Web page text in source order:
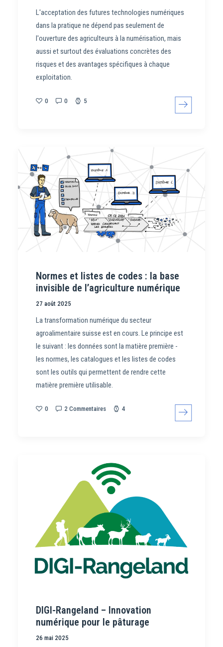
L'acceptation des futures technologies numériques
dans la pratique ne dépend pas seulement de
l'ouverture des agriculteurs à la numérisation, mais
aussi et surtout des évaluations concrètes des
risques et des avantages spécifiques à chaque
exploitation.
0 0 5
Normes et listes de codes : la base
invisible de l’agriculture numérique
27 août 2025
La transformation numérique du secteur
agroalimentaire suisse est en cours. Le principe est
le suivant : les données sont la matière première -
les normes, les catalogues et les listes de codes
sont les outils qui permettent de rendre cette
matière première utilisable.
0 2 Commentaires 4
DIGI-Rangeland – Innovation
numérique pour le pâturage
26 mai 2025